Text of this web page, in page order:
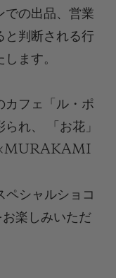
での出品、営業
と判断される行
ます。
カフェ「ル・ポ
られ、
「お花」
MURAKAMI
ペシャルショコ
お楽しみいただ